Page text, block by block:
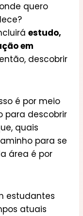
quero
estudo,
em
descobrir
é por meio
para descobrir
quais
para se
área é por
estudantes
atuais